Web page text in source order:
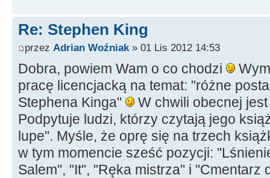
Re: Stephen King
przez Adrian Woźniak » 01 Lis 2012 14:53
Dobra, powiem Wam o co chodzi
pracę licencjacką na temat: "różne
Stephena Kinga"
W chwili obecnej
Podpytuje ludzi, którzy czytają jego
lupe". Myśle, że oprę się na trzech
w tym momencie sześć pozycji:
Salem", "It", "Ręka mistrza" i "Cmentarz